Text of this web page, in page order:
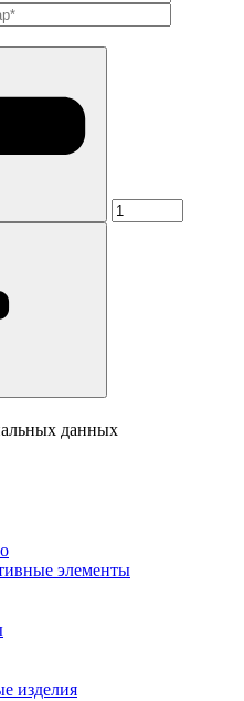
данных
элементы
изделия